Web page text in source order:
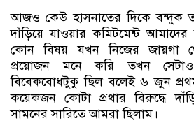
আজও কেউ হাসনাতের দিকে বন্দুক
দাঁড়িয়ে যাওয়ার কমিটমেন্ট
কোন বিষয় যখন নিজের জায়গা
প্রয়োজন মনে করি তখন
বিবেকবোধটুকু ছিল বলেই ৬ জুন
কয়েকজন কোটা প্রথার বিরুদ্ধে
সামনের সারিতে আমরা ছিলাম।